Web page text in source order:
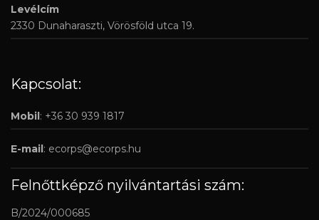
Levélcím
2330 Dunaharaszti, Vörösföld utca 19.
Kapcsolat:
Mobil: +36 30 939 1817
E-mail: ecorps@ecorps.hu
Felnőttképző nyilvántartási szám:
B/2024/000685